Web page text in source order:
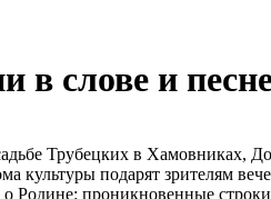
в слове и
Трубецких в Хамовниках,
подарят зрителям
Родине: проникновенные